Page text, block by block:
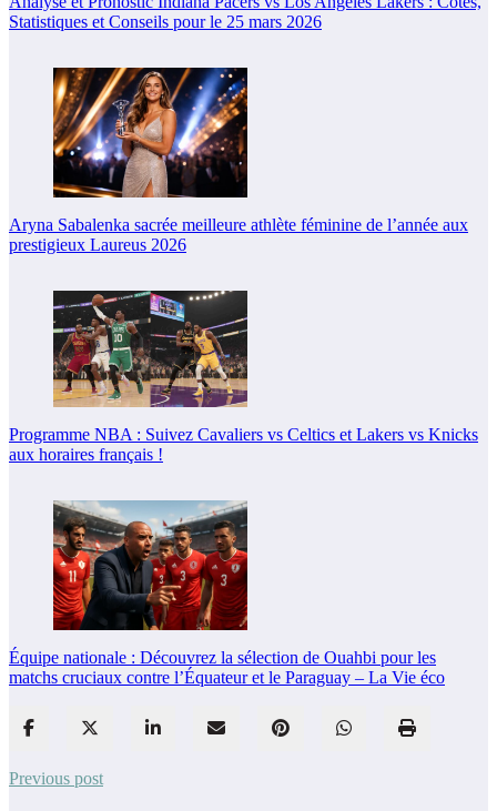
Statistiques et Conseils pour le 25 mars 2026
Aryna Sabalenka sacrée meilleure athlète féminine de l’année aux
prestigieux Laureus 2026
Programme NBA : Suivez Cavaliers vs Celtics et Lakers vs Knicks
aux horaires français !
Équipe nationale : Découvrez la sélection de Ouahbi pour les
matchs cruciaux contre l’Équateur et le Paraguay – La Vie éco
Previous post